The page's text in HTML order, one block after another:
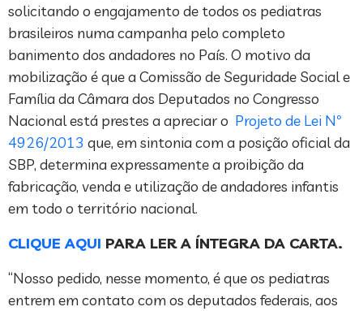
solicitando o engajamento de todos os pediatras
brasileiros numa campanha pelo completo
banimento dos andadores no País. O motivo da
mobilização é que a Comissão de Seguridade Social e
Família da Câmara dos Deputados no Congresso
Nacional está prestes a apreciar o Projeto de Lei Nº
4926/2013 que, em sintonia com a posição oficial da
SBP, determina expressamente a proibição da
fabricação, venda e utilização de andadores infantis
em todo o território nacional.
CLIQUE AQUI PARA LER A ÍNTEGRA DA CARTA.
“Nosso pedido, nesse momento, é que os pediatras
entrem em contato com os deputados federais, aos